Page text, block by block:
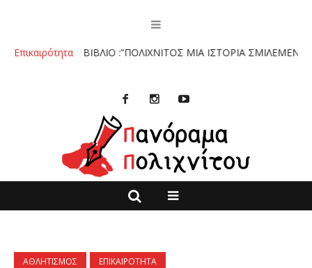
Επικαιρότητα
ΒΙΒΛΙΟ :”ΠΟΛΙΧΝΙΤΟΣ ΜΙΑ ΙΣΤΟΡΙΑ ΣΜΙΛΕΜΕΝΗ ΣΤΗΝ
ΑΘΛΗΤΙΣΜΟΣ ΕΠΙΚΑΙΡΟΤΗΤΑ